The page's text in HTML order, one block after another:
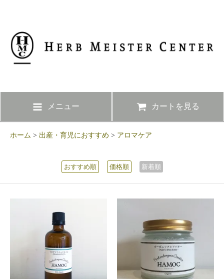
メニュー カートを見る
ホーム > 出産・育児におすすめ > アロマケア
おすすめ順 価格順 新着順